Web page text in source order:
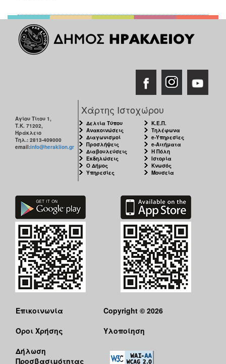
Αγίου Τίτου 1,
Τ.Κ. 71202,
Ηράκλειο
Τηλ.: 2813-409000
email:info@heraklion.gr
Χάρτης Ιστοχώρου
Δελτία Τύπου
Ανακοινώσεις
Διαγωνισμοί
Προσλήψεις
Διαβουλεύσεις
Εκδηλώσεις
Ο Δήμος
Υπηρεσίες
Κ.Ε.Π.
Τηλέφωνα
e-Υπηρεσίες
e-Αιτήματα
Η Πόλη
Ιστορία
Κνωσός
Μουσεία
Επικοινωνία
Όροι Χρήσης
Δήλωση
Προσβασιμότητας
Copyright © 2026
Υλοποίηση